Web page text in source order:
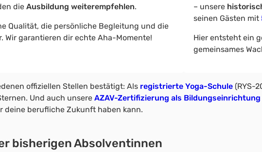
die Ausbildung weiterempfehlen.
Qualität, die persönliche Begleitung und die
Wir garantieren dir echte Aha-Momente!
– unsere
seinen Gästen mit
Hier entsteht ein
gemeinsames
offiziellen Stellen bestätigt: Als registrierte Yoga-Schule (RYS-
Und auch unsere AZAV-Zertifizierung als Bildungseinrichtung
deine berufliche Zukunft haben kann.
bisherigen Absolventinnen